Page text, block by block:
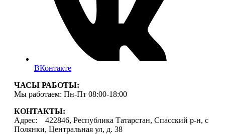
ВКонтакте
ЧАСЫ РАБОТЫ:
Мы работаем: Пн-Пт 08:00-18:00
КОНТАКТЫ:
Адрес: 422846, Республика Татарстан, Спасский р-н, с
Полянки, Центральная ул, д. 38